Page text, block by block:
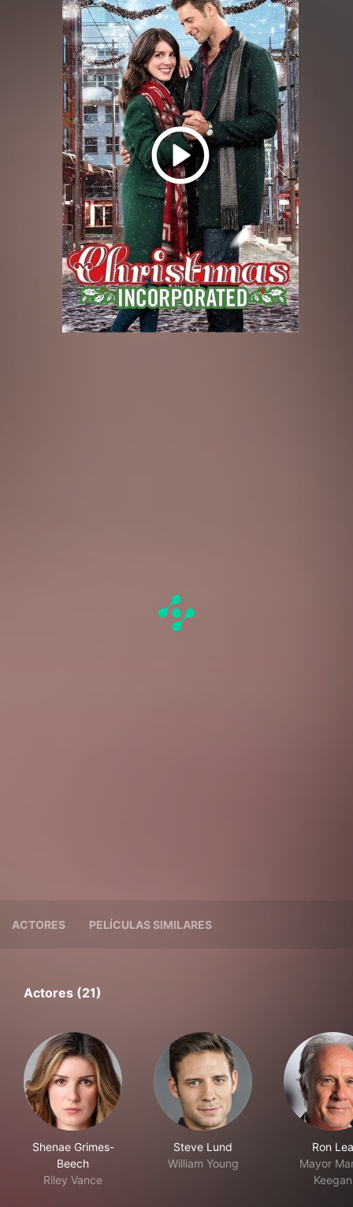
ACTORES PELÍCULAS SIMILARES
Actores (21)
Shenae Grimes-
Beech
Riley Vance
Steve Lund
William Young
Ron Lea
Mayor
Keegan